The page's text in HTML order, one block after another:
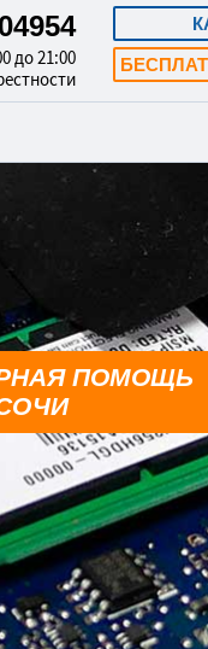
до 21:00
ПОМОЩЬ